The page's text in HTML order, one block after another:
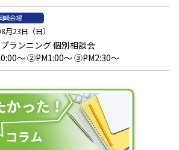
崎会場
月23日（日）
ランニング 個別相談会
～ ②PM1:00～ ③PM2:30～